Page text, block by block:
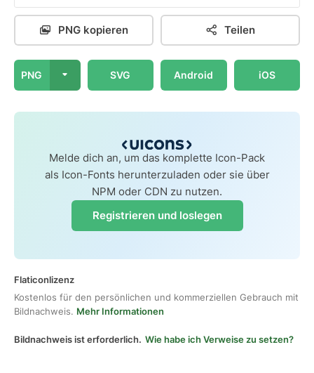
PNG kopieren Teilen
PNG SVG Android iOS
Melde dich an, um das komplette Icon-Pack
als Icon-Fonts herunterzuladen oder sie über
NPM oder CDN zu nutzen.
Registrieren und loslegen
Flaticonlizenz
Kostenlos für den persönlichen und kommerziellen Gebrauch mit
Bildnachweis. Mehr Informationen
Bildnachweis ist erforderlich. Wie habe ich Verweise zu setzen?